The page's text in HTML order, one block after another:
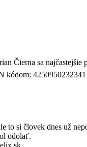
Čierna sa najčastejšie
kódom: 4250950232341
to si človek dnes už
odolať.